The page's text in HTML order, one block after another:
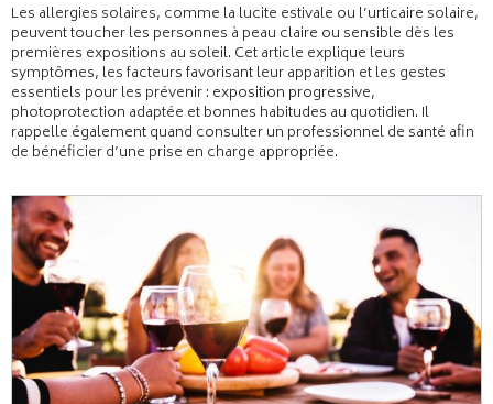
Les allergies solaires, comme la lucite estivale ou l’urticaire solaire,
peuvent toucher les personnes à peau claire ou sensible dès les
premières expositions au soleil. Cet article explique leurs
symptômes, les facteurs favorisant leur apparition et les gestes
essentiels pour les prévenir : exposition progressive,
photoprotection adaptée et bonnes habitudes au quotidien. Il
rappelle également quand consulter un professionnel de santé afin
de bénéficier d’une prise en charge appropriée.